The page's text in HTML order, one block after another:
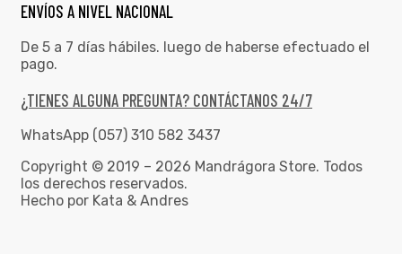
ENVÍOS A NIVEL NACIONAL
De 5 a 7 días hábiles. luego de haberse efectuado el
pago.
¿TIENES ALGUNA PREGUNTA? CONTÁCTANOS 24/7
WhatsApp (057) 310 582 3437
Copyright © 2019 – 2026 Mandrágora Store. Todos
los derechos reservados.
Hecho por Kata & Andres